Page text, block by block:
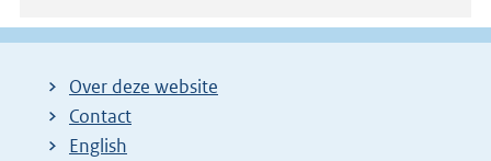
Over deze website
Contact
English